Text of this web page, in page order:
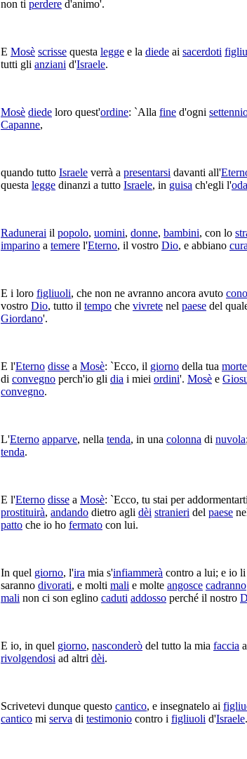
non ti perdere d'animo'.
E Mosè scrisse questa legge e la diede ai sacerdoti
tutti gli anziani d'Israele.
Mosè diede loro quest'ordine: `Alla fine d'ogni
Capanne,
quando tutto Israele verrà a presentarsi davanti all'
questa legge dinanzi a tutto Israele, in guisa ch'egli l'oda
Radunerai il popolo, uomini, donne, bambini, con lo
imparino a temere l'Eterno, il vostro Dio, e abbiano cura
E i loro figliuoli, che non ne avranno ancora avuto
vostro Dio, tutto il tempo che vivrete nel paese del
Giordano'.
E l'Eterno disse a Mosè: `Ecco, il giorno della tua morte
di convegno perch'io gli dia i miei ordini'. Mosè e
convegno.
L'Eterno apparve, nella tenda, in una colonna di nuvola
tenda.
E l'Eterno disse a Mosè: `Ecco, tu stai peraddormentarti
prostituirà, andando dietro agli dèi stranieri del paese
patto che io ho fermato con lui.
In quel giorno, l'ira mia s'infiammerà contro a lui; e io li
saranno divorati, e molti mali e molte angosce cadranno
mali non ci son eglino caduti addosso perché il nostro
E io, in quel giorno, nasconderò del tutto la mia faccia a
rivolgendosi ad altri dèi.
Scrivetevi dunque questo cantico, e insegnatelo ai
cantico mi serva di testimonio contro i figliuoli d'Israele.